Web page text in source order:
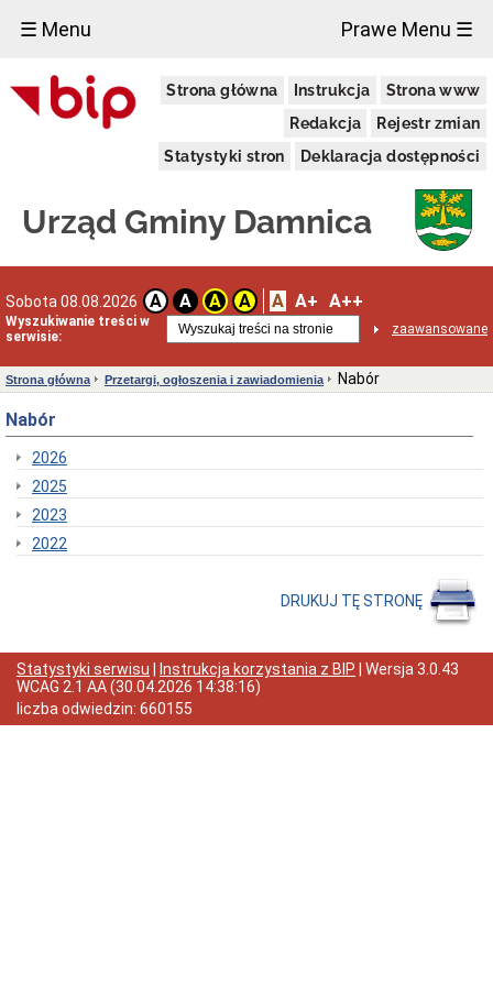
☰ Menu Prawe Menu ☰
Strona główna Instrukcja
Strona www
Redakcja
Rejestr zmian
Statystyki stron
Deklaracja dostępności
Urząd Gminy Damnica
Sobota 08.08.2026 A A A A A A+ A++
Wyszukiwanie treści w
serwisie:
zaawansowane
Urząd
Gminy
Gmina
Dni
interesantów
w
sprawach
i
wniosków
Informacja
dla
osób
niesłyszących
Organizacja
Urzędu
Regulamin
Organizacyjny
Budżet
Konsultacje
Społeczne
Punkty
Strona główna Przetargi, ogłoszenia i zawiadomienia Nabór
Nabór
2026
2025
2023
2022
DRUKUJ TĘ STRONĘ
×
Statystyki serwisu Instrukcja korzystania z BIP | Wersja 3.0.43
WCAG 2.1 AA(30.04.2026 14:38:16)
liczba odwiedzin: 660155